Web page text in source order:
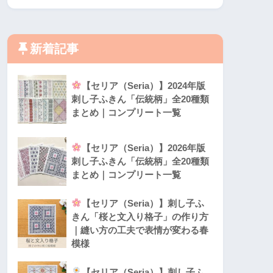
新着記事
【セリア（Seria）】2024年版
刺し子ふきん「伝統柄」全20種類
まとめ｜コンプリート一覧
【セリア（Seria）】2026年版
刺し子ふきん「伝統柄」全20種類
まとめ｜コンプリート一覧
【セリア（Seria）】刺し子ふ
きん「桜と文入り格子」の作り方
｜縫い方の工夫で表情が変わる春
模様